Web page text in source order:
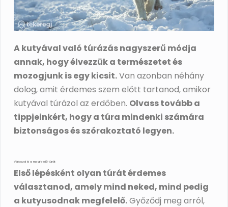
A kutyával való túrázás nagyszerű módja
annak, hogy élvezzük a természetet és
mozogjunk is egy kicsit.Van azonban néhány
dolog, amit érdemes szem előtt tartanod, amikor
kutyával túrázol az erdőben. Olvass tovább a
tippjeinkért, hogy a túra mindenki számára
biztonságos és szórakoztató legyen.
Válaszd ki a megfelelő túrát
Első lépésként olyan túrát érdemes
választanod, amely mind neked, mind pedig
a kutyusodnak megfelelő.Győződj meg arról,